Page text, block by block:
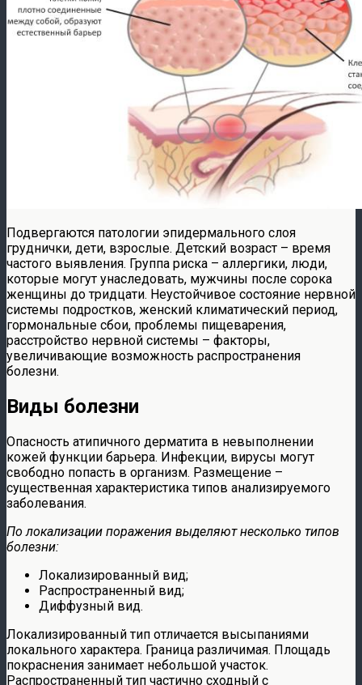
Подвергаются патологии эпидермального слоя
груднички, дети, взрослые. Детский возраст – время
частого выявления. Группа риска – аллергики, люди,
которые могут унаследовать, мужчины после сорока
женщины до тридцати. Неустойчивое состояние нервной
системы подростков, женский климатический период,
гормональные сбои, проблемы пищеварения,
расстройство нервной системы – факторы,
увеличивающие возможность распространения
болезни.
Виды болезни
Опасность атипичного дерматита в невыполнении
кожей функции барьера. Инфекции, вирусы могут
свободно попасть в организм. Размещение –
существенная характеристика типов анализируемого
заболевания.
По локализации поражения выделяют несколько типов
болезни:
Локализированный вид;
Распространенный вид;
Диффузный вид.
Локализированный тип отличается высыпаниями
локального характера. Граница различимая. Площадь
покраснения занимает небольшой участок.
Распространенный тип частично сходный с